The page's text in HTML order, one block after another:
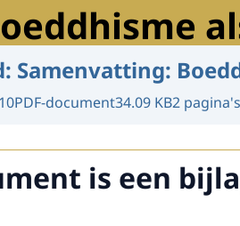
Samenvatting:
PDF-document34.09 KB2 pagina's
is een